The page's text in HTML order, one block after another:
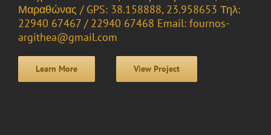
Μαραθώνας / GPS: 38.158888, 23.958653 Τηλ:
22940 67467 / 22940 67468 Email: fournos-
argithea@gmail.com
Learn More View Project